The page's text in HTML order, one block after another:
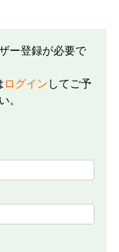
ー登録が必要で
ログイン してご予
。